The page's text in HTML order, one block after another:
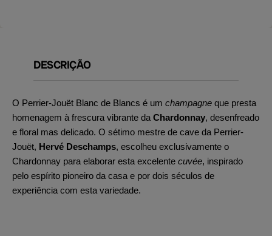
DESCRIÇÃO
O Perrier-Jouët Blanc de Blancs é um champagne que presta
homenagem à frescura vibrante da Chardonnay, desenfreado
e floral mas delicado. O sétimo mestre de cave da Perrier-
Jouët, Hervé Deschamps, escolheu exclusivamente o
Chardonnay para elaborar esta excelente cuvée, inspirado
pelo espírito pioneiro da casa e por dois séculos de
experiência com esta variedade.